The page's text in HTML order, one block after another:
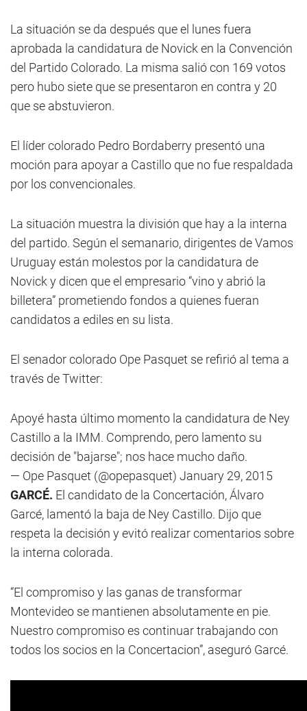
La situación se da después que el lunes fuera
aprobada la candidatura de Novick en la Convención
del Partido Colorado. La misma salió con 169 votos
pero hubo siete que se presentaron en contra y 20
que se abstuvieron.
El líder colorado Pedro Bordaberry presentó una
moción para apoyar a Castillo que no fue respaldada
por los convencionales.
La situación muestra la división que hay a la interna
del partido. Según el semanario, dirigentes de Vamos
Uruguay están molestos por la candidatura de
Novick y dicen que el empresario “vino y abrió la
billetera” prometiendo fondos a quienes fueran
candidatos a ediles en su lista.
El senador colorado Ope Pasquet se refirió al tema a
través de Twitter:
Apoyé hasta último momento la candidatura de Ney
Castillo a la IMM. Comprendo, pero lamento su
decisión de "bajarse"; nos hace mucho daño.
— Ope Pasquet (@opepasquet) January 29, 2015
GARCÉ. El candidato de la Concertación, Álvaro
Garcé, lamentó la baja de Ney Castillo. Dijo que
respeta la decisión y evitó realizar comentarios sobre
la interna colorada.
“El compromiso y las ganas de transformar
Montevideo se mantienen absolutamente en pie.
Nuestro compromiso es continuar trabajando con
todos los socios en la Concertacion”, aseguró Garcé.